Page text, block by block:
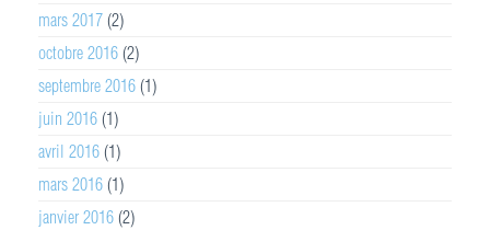
mars 2017 (2)
octobre 2016 (2)
septembre 2016 (1)
juin 2016 (1)
avril 2016 (1)
mars 2016 (1)
janvier 2016 (2)